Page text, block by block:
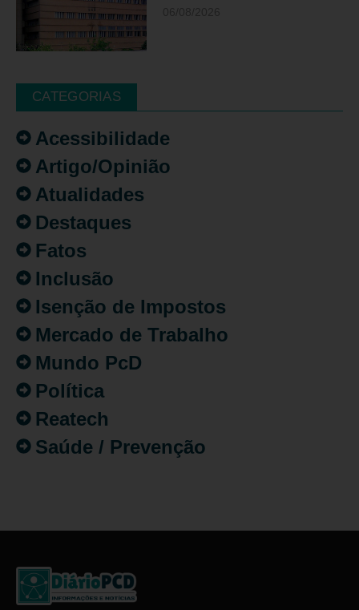
CATEGORIAS
Acessibilidade
Artigo/Opinião
Atualidades
Destaques
Fatos
Inclusão
Isenção de Impostos
Mercado de Trabalho
Mundo PcD
Política
Reatech
Saúde / Prevenção